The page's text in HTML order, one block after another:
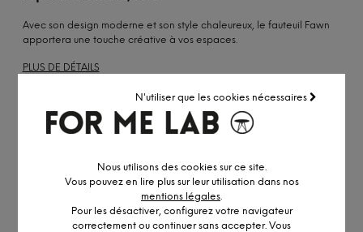
N'utiliser que les cookies nécessaires
Nous utilisons des cookies sur ce site.
Vous pouvez en lire plus sur leur utilisation dans nos
mentions légales.
Pour les désactiver, configurez votre navigateur
correctement ou continuer sans accepter. Vous
Avec son design moderne et son style chaleureux, le fauteuil Fawn
apportera une touche créative à vos espaces.
PLUS DE DÉTAILS
OBTENIR UN DEVIS PERSONNALISÉ